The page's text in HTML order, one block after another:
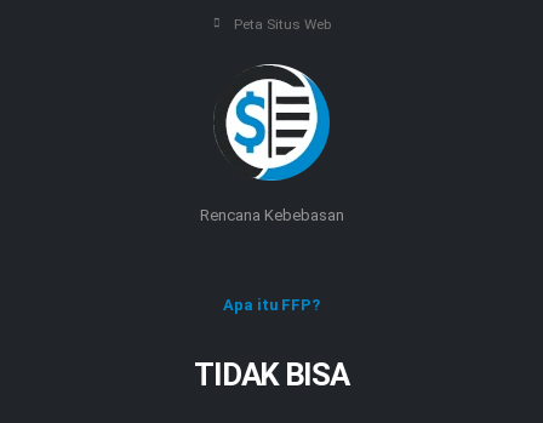
Peta Situs Web
Rencana Kebebasan
Apa itu FFP?
TIDAK BISA